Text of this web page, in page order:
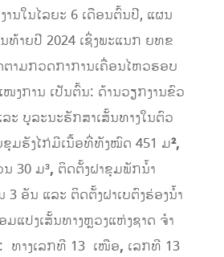
ນໃນໄລຍະ 6 ເດືອນຕົ້ນປີ, ແຜນ
ທ້າຍປີ 2024 ເຊິ່ງພະແນກ ຍທຂ
ຕາມກວດກາການເຄື່ອນໄຫວຮອບ
ງການ ເປັນຕົ້ນ: ດ້ານວຽກງານຂົວ
ະ ບູລະນະຮັກສາເສັ້​ນ​ທາງໃນຕົວ
ຂຸມຮັງໄກ່ມີເນື້ອທີ່ທັງໝົດ 451 ມ²,
30 ມ³, ຕິດ​ຕັ້ງ​ຝາ​ຂຸມ​ພັກ​ນ້ຳ
3 ອັນ ແລະ ຕິດ​ຕັ້ງ​ຝາ​ເບ​ຕົງ​ຮ່ອງ​ນ້ຳ
ແປງເສັ້ນທາງຫຼວງແຫ່ງຊາດ ຈໍາ
ທາງເລກທີ 13 ເໜືອ, ເລກທີ 13